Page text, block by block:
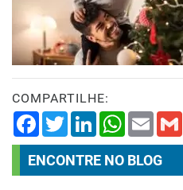
COMPARTILHE:
FacebookTwitterLinkedInWhatsApp
Email
ENCONTRE NO BLOG